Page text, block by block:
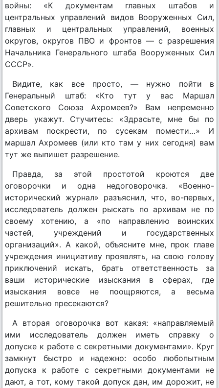
войны: «К документам главных штабов и
центральных управлений видов Вооруженных Сил,
главных и центральных управлений, военных
округов, округов ПВО и фронтов — с разрешения
Начальника Генерального штаба Вооруженных Сил
СССР».
Видите, как все просто, — нужно пойти в
Генеральный штаб: «Кто тут у вас Маршал
Советского Союза Ахромеев?» Вам непременно
дверь укажут. Стучитесь: «Здрасьте, мне бы по
архивам поскрести, по сусекам помести…» И
маршал Ахромеев (или кто там у них сегодня) вам
тут же выпишет разрешение.
Правда, за этой простотой кроются две
оговорочки и одна недоговорочка. «Военно-
исторический журнал» разъяснил, что, во-первых,
исследователь должен рыскать по архивам не по
своему хотению, а «по направлению воинских
частей, учреждений и государственных
организаций». А какой, объясните мне, прок главе
учреждения инициативу проявлять, на свою голову
приключений искать, брать ответственность за
ваши исторические изыскания в сферах, где
изыскания вовсе не поощряются, а весьма
решительно пресекаются?
А вторая оговорочка вот какая: «направляемый
ими исследователь должен иметь справку о
допуске к работе с секретными документами». Круг
замкнут быстро и надежно: особо любопытным
допуска к работе с секретными документами не
дают, а тот, кому такой допуск дан, им дорожит, не